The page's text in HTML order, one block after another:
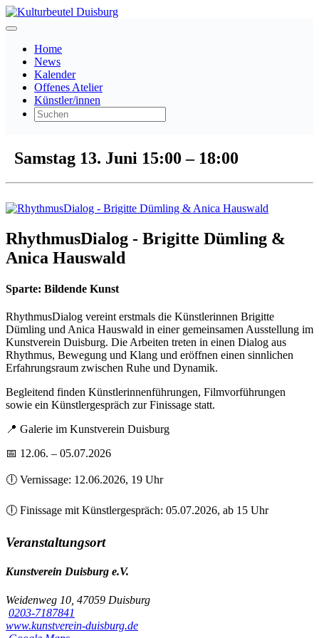
Home
News
Kalender
Offenes Atelier
Künstler/innen
Samstag 13. Juni 15:00 – 18:00
RhythmusDialog - Brigitte Dümling &
Anica Hauswald
Sparte: Bildende Kunst
RhythmusDialog vereint erstmals die Künstlerinnen Brigitte
Dümling und Anica Hauswald in einer gemeinsamen Ausstellung im
Kunstverein Duisburg. Die Arbeiten treten in einen Dialog aus
Rhythmus, Bewegung und Klang und eröffnen einen sinnlichen
Erfahrungsraum zwischen Ruhe und Dynamik.
Begleitend finden Künstlerinnenführungen, Filmvorführungen
sowie ein Künstlergespräch zur Finissage statt.
📍 Galerie im Kunstverein Duisburg
📅 12.06. – 05.07.2026
🕕 Vernissage: 12.06.2026, 19 Uhr
🕕 Finissage mit Künstlergespräch: 05.07.2026, ab 15 Uhr
Veranstaltungsort
Kunstverein Duisburg e.V.
Weidenweg 10, 47059 Duisburg
0203-7187841
www.kunstverein-duisburg.de